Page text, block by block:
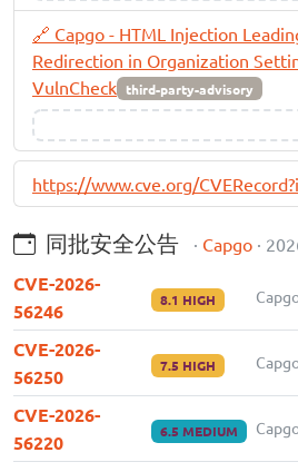
🔗 Capgo - HTML Injection
Redirection in Organization
VulnCheck third-party-advisory
https://www.cve.org/
同批安全公告 · Capgo ·
CVE-2026-
56246
8.1 HIGH
CVE-2026-
56250
7.5 HIGH
CVE-2026-
56220
6.5 MEDIUM